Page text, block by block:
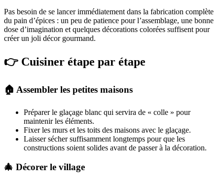
Pas besoin de se lancer immédiatement dans la fabrication complète
du pain d’épices : un peu de patience pour l’assemblage, une bonne
dose d’imagination et quelques décorations colorées suffisent pour
créer un joli décor gourmand.
👉 Cuisiner étape par étape
🏠 Assembler les petites maisons
Préparer le glaçage blanc qui servira de « colle » pour
maintenir les éléments.
Fixer les murs et les toits des maisons avec le glaçage.
Laisser sécher suffisamment longtemps pour que les
constructions soient solides avant de passer à la décoration.
🎄 Décorer le village